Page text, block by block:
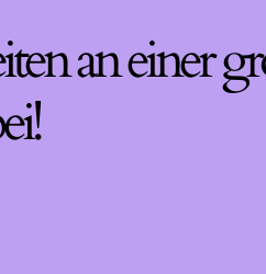
an einer